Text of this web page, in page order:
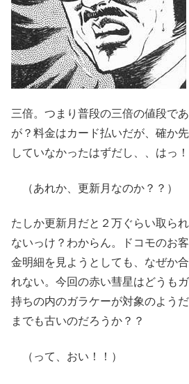
三倍。つまり普段の三倍の値段で
が？料金はカード払いだが、確か
していなかったはずだし、、はっ！
（あれか、更新月なのか？？）
たしか更新月だと２万ぐらい取ら
ないっけ？わからん。ドコモのお
金明細を見ようとしても、なぜか
れない。今回の赤い彗星はどうも
持ちの内のガラケーが対象のよう
までも古いのだろうか？？
（って、おい！！）